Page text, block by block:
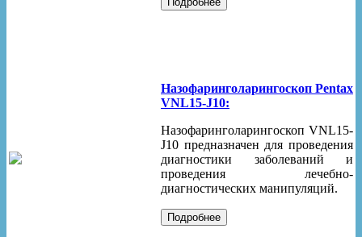
Назофаринголарингоскоп Pentax
VNL15-J10:
Назофаринголарингоскоп VNL15-
J10 предназначен для проведения
диагностики заболеваний и
проведения лечебно-
диагностических манипуляций.